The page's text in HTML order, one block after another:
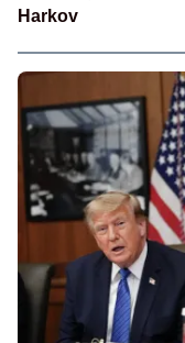
Harkov